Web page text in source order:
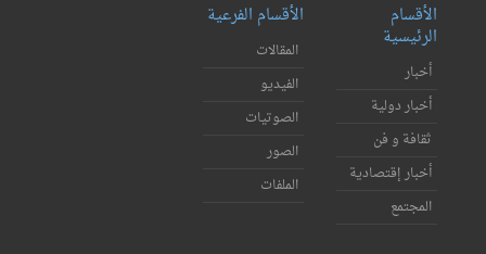
الأقسام
الرئيسية
أخبار
أخبار دولية
ثقافة و فن
أخبار إقتصادية
المجتمع
الأقسام الفرعية
المقالات
الفيديو
الصوتيات
الصور
الملفات